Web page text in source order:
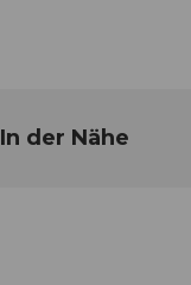
In der Nähe